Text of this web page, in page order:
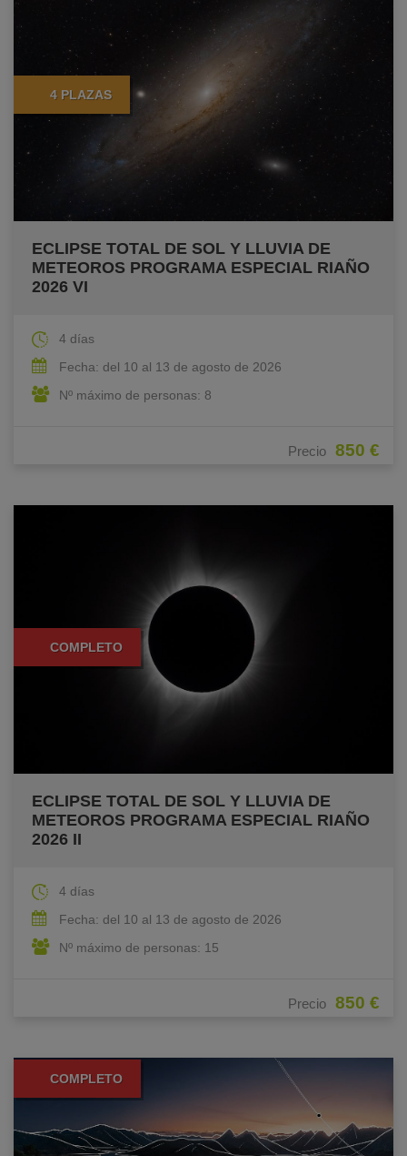
4 PLAZAS
ECLIPSE TOTAL DE SOL Y LLUVIA DE
METEOROS PROGRAMA ESPECIAL RIAÑO
2026 VI
Precio 850 €
4 días
Fecha: del 10 al 13 de agosto de 2026
Nº máximo de personas: 8
COMPLETO
ECLIPSE TOTAL DE SOL Y LLUVIA DE
METEOROS PROGRAMA ESPECIAL RIAÑO
2026 II
Precio 850 €
4 días
Fecha: del 10 al 13 de agosto de 2026
Nº máximo de personas: 15
COMPLETO